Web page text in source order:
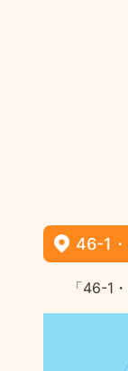
46-1
「46-1